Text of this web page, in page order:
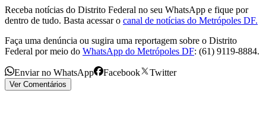
Receba notícias do Distrito Federal no seu WhatsApp e fique por
dentro de tudo. Basta acessar o canal de notícias do Metrópoles DF.
Faça uma denúncia ou sugira uma reportagem sobre o Distrito
Federal por meio do WhatsApp do Metrópoles DF: (61) 9119-8884.
Enviar no WhatsApp Facebook Twitter
Ver Comentários